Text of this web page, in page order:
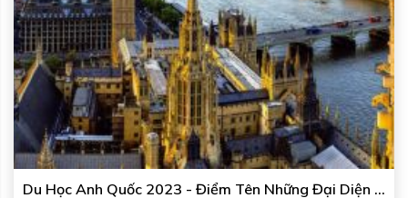
Du Học Anh Quốc 2023 - Điểm Tên Những Đại Diện ...